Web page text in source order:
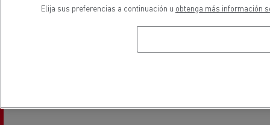
Elija sus preferencias a continuación u obtenga más información